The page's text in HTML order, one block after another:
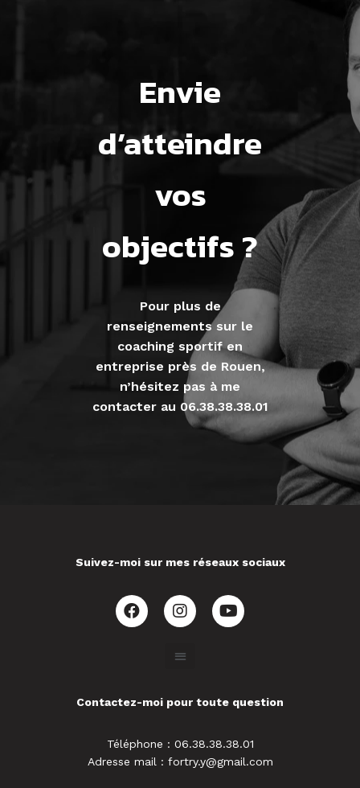
Envie
d’atteindre
vos
objectifs ?
Pour plus de
renseignements sur le
coaching sportif en
entreprise près de Rouen,
n’hésitez pas à me
contacter au 06.38.38.38.01
Suivez-moi sur mes réseaux sociaux
Contactez-moi pour toute question
Téléphone : 06.38.38.38.01
Adresse mail : fortry.y@gmail.com